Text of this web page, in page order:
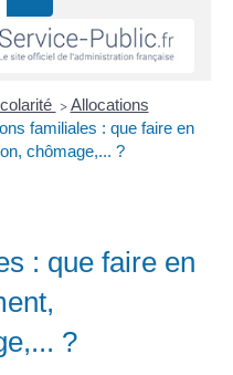
> Allocations
familiales : que faire en
chômage,... ?
: que faire en
?